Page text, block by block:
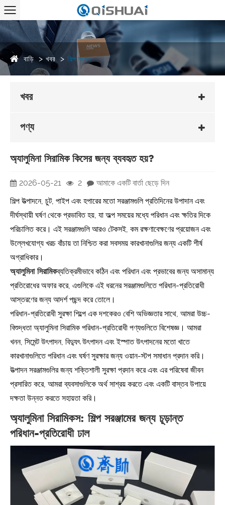
বাড়ি খবর শিল্প সংবাদ
খবর
পণ্য
অ্যালুমিনা সিরামিক কিসের জন্য ব্যবহৃত হয়?
2026-05-21 2
আমাকে একটি বার্তা ছেড়ে দিন
শিল্প উত্পাদনে, চুট, পাইপ এবং হপারের মতো সরঞ্জামগুলি প্রতিদিনের উপাদান এবং
দীর্ঘস্থায়ী ঘর্ষণ থেকে প্রভাবিত হয়, যা অল্প সময়ের মধ্যে পরিধান এবং ক্ষতির দিকে
পরিচালিত করে। এই সরঞ্জামগুলি আরও টেকসই, কম রক্ষণাবেক্ষণের প্রয়োজন এবং
উল্লেখযোগ্য খরচ বাঁচায় তা নিশ্চিত করা সবসময় কারখানাগুলির জন্য একটি শীর্ষ
অগ্রাধিকার।
অ্যালুমিনা সিরামিকব্যতিক্রমীভাবে কঠিন এবং পরিধান এবং প্রভাবের জন্য অসামান্য
প্রতিরোধের অফার করে, এগুলিকে এই ধরনের সরঞ্জামগুলিতে পরিধান-প্রতিরোধী
আস্তরণের জন্য আদর্শ পছন্দ করে তোলে।
পরিধান-প্রতিরোধী সুরক্ষা শিল্পে এক দশকেরও বেশি অভিজ্ঞতার সাথে, আমরা উচ্চ-
বিশুদ্ধতা অ্যালুমিনা সিরামিক পরিধান-প্রতিরোধী পণ্যগুলিতে বিশেষজ্ঞ। আমরা
খনন, সিমেন্ট উৎপাদন, বিদ্যুৎ উৎপাদন এবং ইস্পাত উৎপাদনের মতো খাতে
কারখানাগুলিতে পরিধান এবং ঘর্ষণ সুরক্ষার জন্য ওয়ান-স্টপ সমাধান প্রদান করি।
উত্পাদন সরঞ্জামগুলির জন্য শক্তিশালী সুরক্ষা প্রদান করে এবং এর পরিষেবা জীবন
প্রসারিত করে, আমরা ব্যবসাগুলিকে অর্থ সাশ্রয় করতে এবং একটি বাস্তব উপায়ে
দক্ষতা উন্নত করতে সহায়তা করি।
অ্যালুমিনা সিরামিকস: শিল্প সরঞ্জামের জন্য চূড়ান্ত
পরিধান-প্রতিরোধী ঢাল